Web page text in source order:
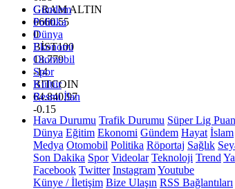
GRAM ALTIN
6660.55
0
BİST100
13.779
-14
BITCOIN
64.840,97
-0.15
Gündem
Politika
Dünya
Ekonomi
Otomobil
Spor
Kültür
Resmi İlan
Hava Durumu Trafik Durumu Süper Lig
Dünya Eğitim Ekonomi Gündem Hayat İslam
Medya Otomobil Politika Röportaj Sağlık
Son Dakika Spor Videolar Teknoloji Trend
Facebook Twitter InstagramYoutube
Künye / İletişim Bize Ulaşın RSS Bağlantıları